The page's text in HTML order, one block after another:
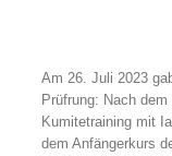
Am 26. Juli 2023
Prüfrung: Nach
Kumitetraining mit
dem Anfängerkurs